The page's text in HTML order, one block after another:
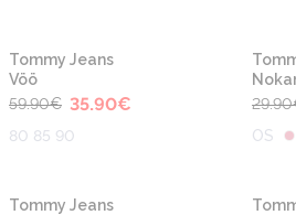
Tommy Jeans
Vöö
59.90€ 35.90€
80 85 90
29.90
OS
Tommy Jeans